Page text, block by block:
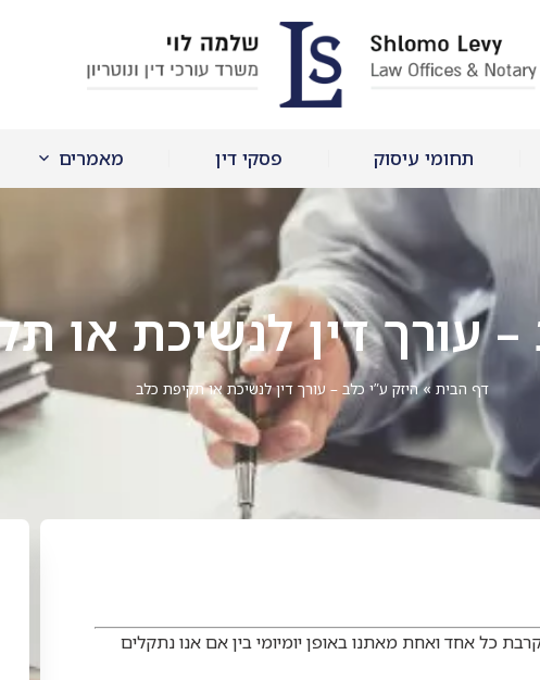
תחומי עיסוק פסקי דין מאמרים
– עורך דין לנשיכת או
דף הבית»היזק ע”י כלב – עורך דין לנשיכת או תקיפת כלב
כל אחד ואחת מאתנו באופן יומיומי בין אם אנו נתקלים